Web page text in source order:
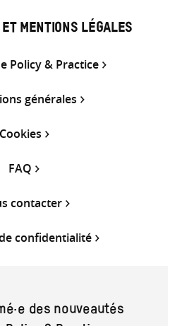
ET MENTIONS LÉGALES
Policy & Practice
générales
Cookies
FAQ
contacter
confidentialité
des nouveautés